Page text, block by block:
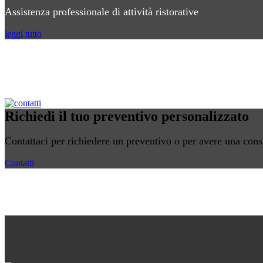
Assistenza professionale di attività ristorative
leggi tutto
Richiedi il tuo preventivo personalizzato
Contattaci per richiedere un preventivo o per avere una
Contatti